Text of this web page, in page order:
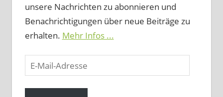
unsere Nachrichten zu abonnieren und
Benachrichtigungen über neue Beiträge zu
erhalten. Mehr Infos ...
E-
Mail-
Adresse